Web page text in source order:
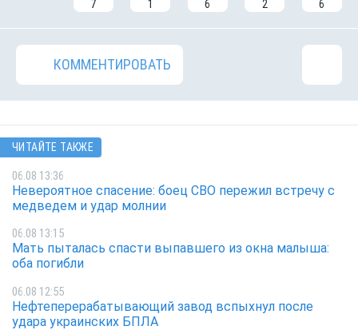
7 1 6 2 6
КОММЕНТИРОВАТЬ
ЧИТАЙТЕ ТАКЖЕ
06.08 13:36
Невероятное спасение: боец СВО пережил встречу с
медведем и удар молнии
06.08 13:15
Мать пыталась спасти выпавшего из окна малыша:
оба погибли
06.08 12:55
Нефтеперерабатывающий завод вспыхнул после
удара украинских БПЛА